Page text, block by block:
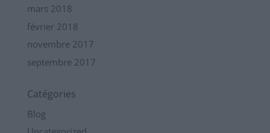
mars 2018
février 2018
novembre 2017
septembre 2017
Catégories
Blog